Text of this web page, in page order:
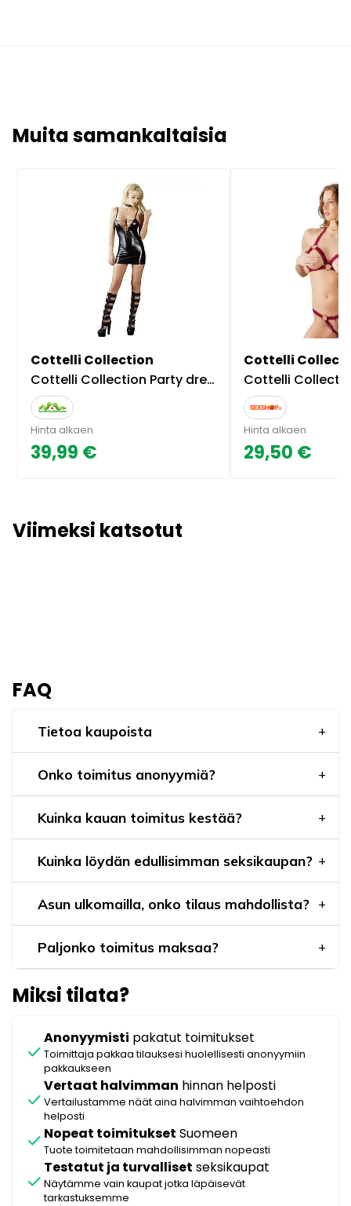
Muita samankaltaisia
Cottelli Collection
Cottelli Collection Party dress
Hinta alkaen
39,99 €
Cottelli
Cottelli Collection Cottelli
Hinta alkaen
29,50 €
Viimeksi katsotut
FAQ
Tietoa kaupoista
Onko toimitus anonyymiä?
Kuinka kauan toimitus kestää?
Kuinka löydän edullisimman seksikaupan?
Asun ulkomailla, onko tilaus mahdollista?
Paljonko toimitus maksaa?
Miksi tilata?
check
Anonyymisti pakatut toimitukset
Toimittaja pakkaa tilauksesi huolellisesti anonyymiin
pakkaukseen
check
Vertaat halvimman hinnan helposti
Vertailustamme näät aina halvimman vaihtoehdon
helposti
check Nopeat toimitukset Suomeen
Tuote toimitetaan mahdollisimman nopeasti
check
Testatut ja turvalliset seksikaupat
Näytämme vain kaupat jotka läpäisevät
tarkastuksemme